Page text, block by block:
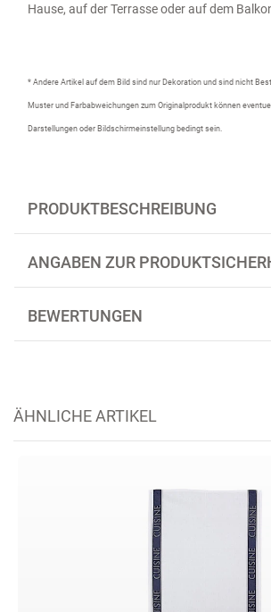
Hause, auf der Terrasse oder auf dem
* Andere Artikel auf dem Bild sind nur Dekoration und sind nicht
Muster und Farbabweichungen zum Originalprodukt können
Darstellungen oder Bildschirmeinstellung bedingt sein.
PRODUKTBESCHREIBUNG
ANGABEN ZUR
BEWERTUNGEN
ÄHNLICHE ARTIKEL